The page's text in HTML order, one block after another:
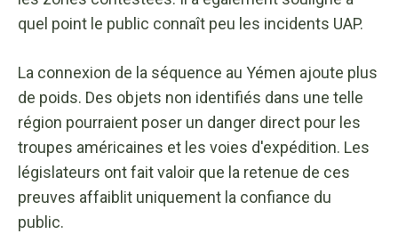
quel point le public connaît peu les incidents UAP.
La connexion de la séquence au Yémen ajoute plus
de poids. Des objets non identifiés dans une telle
région pourraient poser un danger direct pour les
troupes américaines et les voies d'expédition. Les
législateurs ont fait valoir que la retenue de ces
preuves affaiblit uniquement la confiance du
public.